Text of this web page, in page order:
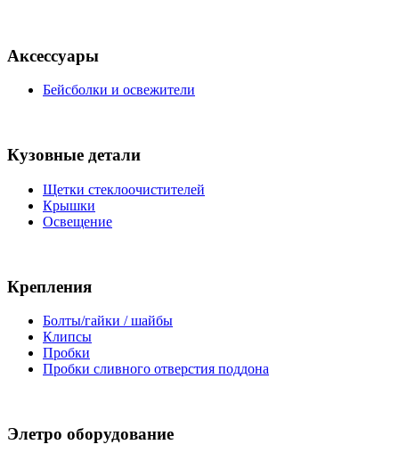
Аксессуары
Бейсболки и освежители
Кузовные детали
Щетки стеклоочистителей
Крышки
Освещение
Крепления
Болты/гайки / шайбы
Клипсы
Пробки
Пробки сливного отверстия поддона
Элетро оборудование